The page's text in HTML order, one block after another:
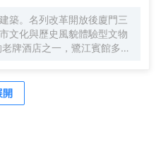
築。名列改革開放後廈門三
文化與歷史風貌體驗型文物
牌酒店之一，鷺江賓館多年
“賓至如歸”。作為鷺江道上的
年來的風華，又演繹出中西
是鷺江賓館的一顆璀璨明
開